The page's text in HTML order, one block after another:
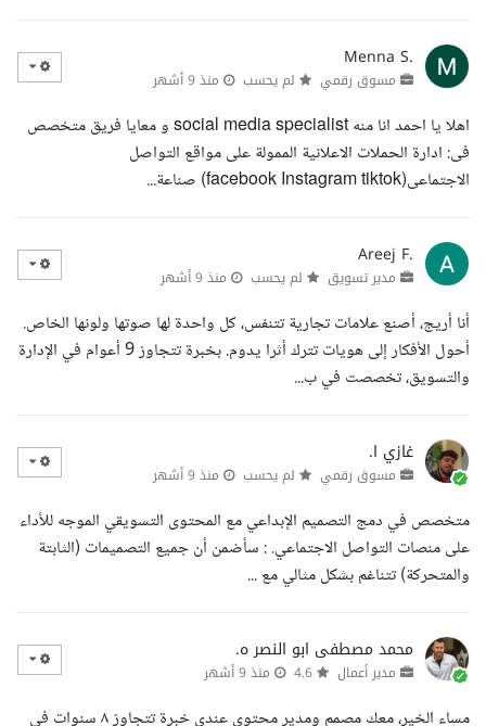
Menna S.
مسوق رقمي لم يحسب منذ 9 أشهر
اهلا يا احمد انا منه social media specialist و معايا فريق متخصص
فى: ادارة الحملات الاعلانية الممولة على مواقع التواصل
الاجتماعى(facebook Instagram tiktok) صناعة...
Areej F.
مدير تسويق لم يحسب منذ 9 أشهر
أنا أريج، أصنع علامات تجارية تتنفس، كل واحدة لها صوتها ولونها الخاص.
أحول الأفكار إلى هويات تترك أثرا يدوم. بخبرة تتجاوز 9 أعوام في الإدارة
والتسويق، تخصصت في ب...
غازي ا.
مسوق رقمي لم يحسب منذ 9 أشهر
متخصص في دمج التصميم الإبداعي مع المحتوى التسويقي الموجه للأداء
على منصات التواصل الاجتماعي. : سأضمن أن جميع التصميمات (الثابتة
والمتحركة) تتناغم بشكل مثالي مع ...
محمد مصطفى ابو النصر ه.
مدير أعمال منذ 9 أشهر
مساء الخير، معك مصمم ومدير محتوى عندي خبرة تتجاوز ٨ سنوات في